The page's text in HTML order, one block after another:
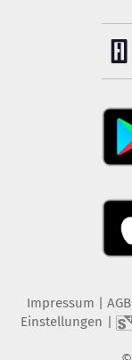
Impressum AGB
Einstellungen